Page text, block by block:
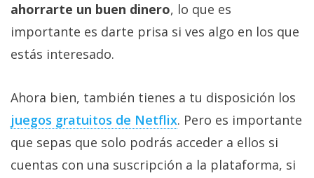
ahorrarte un buen dinero, lo que es
importante es darte prisa si ves algo en los que
estás interesado.
Ahora bien, también tienes a tu disposición los
juegos gratuitos de Netflix‎. Pero es importante
que sepas que solo podrás acceder a ellos si
cuentas con una suscripción a la plataforma, si